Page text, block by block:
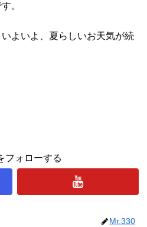
。
よいよ、夏らしいお天気が続
フォローする
Mr.330